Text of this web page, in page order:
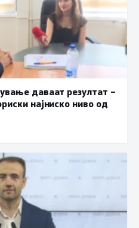
даваат резултат –
најниско ниво од